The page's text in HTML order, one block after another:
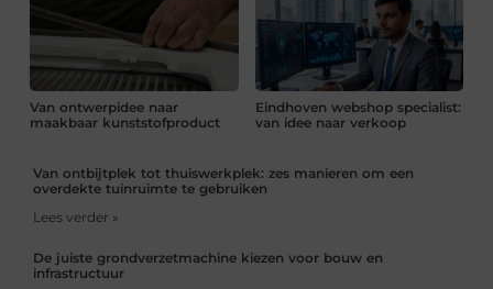
Van ontwerpidee naar
maakbaar kunststofproduct
Eindhoven webshop specialist:
van idee naar verkoop
Van ontbijtplek tot thuiswerkplek: zes manieren om een
overdekte tuinruimte te gebruiken
Lees verder »
De juiste grondverzetmachine kiezen voor bouw en
infrastructuur